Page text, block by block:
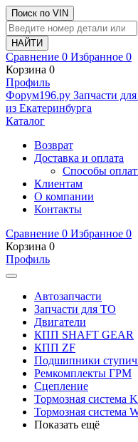
Поиск по VIN
Сравнение 0 Избранное 0
Корзина 0
Профиль
Фoрум196.ру Запчасти
из Екатеринбурга
Каталог
Возврат
Доставка и оплата
Способы
Клиентам
О компании
Контакты
Сравнение 0 Избранное 0
Корзина 0
Профиль
Автозапчасти
Запчасти для ТО
Двигатели
КПП SHAFT GEAR
КПП ZF
Подшипники
Ремкомплекты ГРМ
Сцепление
Тормозная система
Тормозная система
Показать ещё